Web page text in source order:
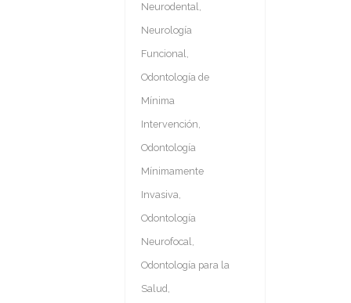
Neurodental,
Neurología
Funcional,
Odontología de
Mínima
Intervención,
Odontología
Mínimamente
Invasiva,
Odontología
Neurofocal,
Odontología para la
Salud,